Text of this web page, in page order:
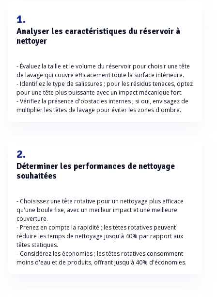
1.
Analyser les caractéristiques du réservoir à
nettoyer
- Évaluez la taille et le volume du réservoir pour choisir une tête
de lavage qui couvre efficacement toute la surface intérieure.
- Identifiez le type de salissures ; pour les résidus tenaces, optez
pour une tête plus puissante avec un impact mécanique fort.
- Vérifiez la présence d'obstacles internes ; si oui, envisagez de
multiplier les têtes de lavage pour éviter les zones d'ombre.
2.
Déterminer les performances de nettoyage
souhaitées
- Choisissez une tête rotative pour un nettoyage plus efficace
qu'une boule fixe, avec un meilleur impact et une meilleure
couverture.
- Prenez en compte la rapidité ; les têtes rotatives peuvent
réduire les temps de nettoyage jusqu'à 40% par rapport aux
têtes statiques.
- Considérez les économies ; les têtes rotatives consomment
moins d'eau et de produits, offrant jusqu'à 40% d'économies.